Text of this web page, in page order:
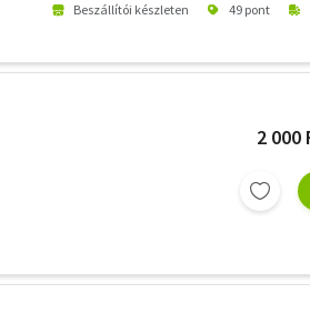
Beszállítói készleten 49 pont
2 000